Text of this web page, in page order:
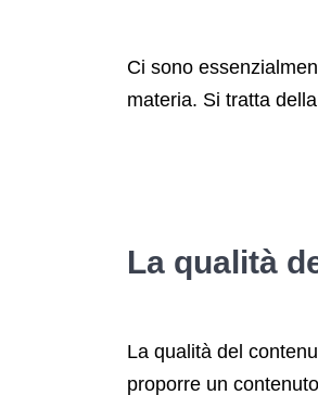
Ci sono
materia. Si tratta
La qualità
La qualità del
proporre un